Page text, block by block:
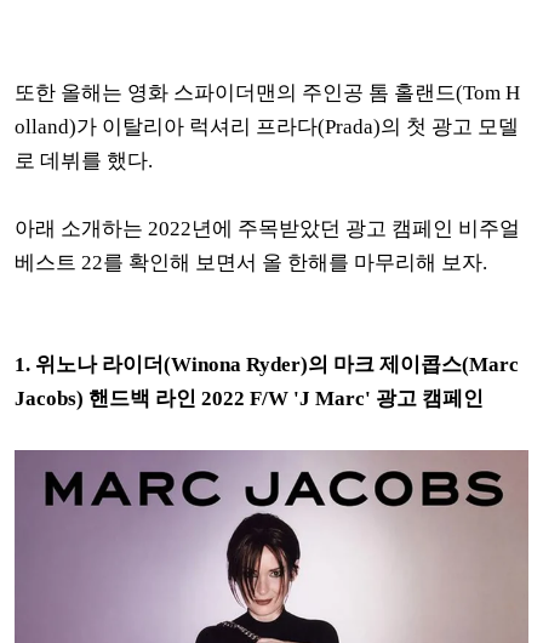
또한 올해는 영화 스파이더맨의 주인공 톰 홀랜드(Tom H
olland)가 이탈리아 럭셔리 프라다(Prada)의 첫 광고 모델
로 데뷔를 했다.
아래 소개하는 2022년에 주목받았던 광고 캠페인 비주얼
베스트 22를 확인해 보면서 올 한해를 마무리해 보자.
1. 위노나 라이더(Winona Ryder)의 마크 제이콥스(Marc
Jacobs) 핸드백 라인 2022 F/W 'J Marc' 광고 캠페인